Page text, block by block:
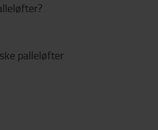
palleløfter